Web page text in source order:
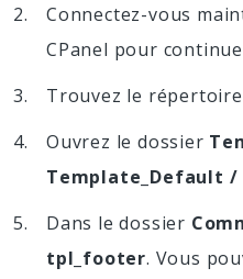
Connectez-vous
CPanel pour
Trouvez le répertoire
Ouvrez le dossier
Template_Default /
Dans le dossier
tpl_footer. Vous